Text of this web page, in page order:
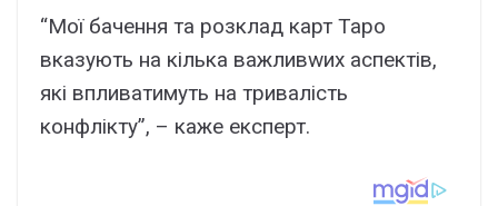
“Мої бачення та розклад карт Таро
вказують на кілька важливwих аспектів,
які впливатимуть на тривалість
конфлікту”, – каже експерт.